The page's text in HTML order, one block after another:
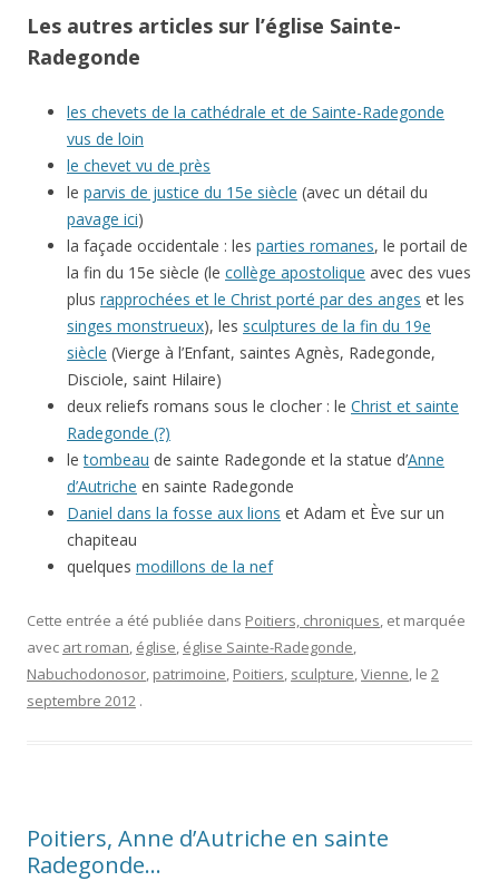
Les autres articles sur l’église Sainte-
Radegonde
les chevets de la cathédrale et de Sainte-Radegonde
vus de loin
le chevet vu de près
le parvis de justice du 15e siècle (avec un détail du
pavage ici)
la façade occidentale : les parties romanes, le portail de
la fin du 15e siècle (le collège apostolique avec des vues
plus rapprochées et le Christ porté par des anges et les
singes monstrueux), les sculptures de la fin du 19e
siècle (Vierge à l’Enfant, saintes Agnès, Radegonde,
Disciole, saint Hilaire)
deux reliefs romans sous le clocher : le Christ et sainte
Radegonde (?)
letombeau de sainte Radegonde et la statue d’Anne
d’Autriche en sainte Radegonde
Daniel dans la fosse aux lions et Adam et Ève sur un
chapiteau
quelques modillons de la nef
Cette entrée a été publiée dans Poitiers, chroniques, et marquée
avec art roman, église, église Sainte-Radegonde,
Nabuchodonosor, patrimoine, Poitiers, sculpture,Vienne, le 2
septembre 2012 .
Poitiers, Anne d’Autriche en sainte
Radegonde…